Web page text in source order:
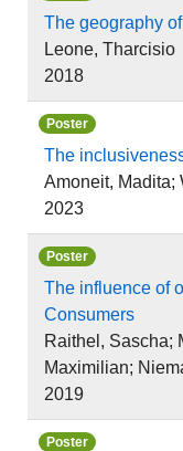
The geography
Leone, Tharcisio
2018
Poster
The
Amoneit, Madita;
2023
Poster
The influence of
Consumers
Raithel, Sascha;
Maximilian;
2019
Poster